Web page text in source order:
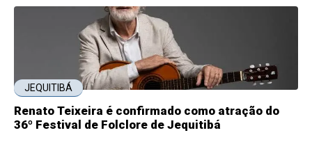
JEQUITIBÁ
Renato Teixeira é confirmado como atração do
36º Festival de Folclore de Jequitibá